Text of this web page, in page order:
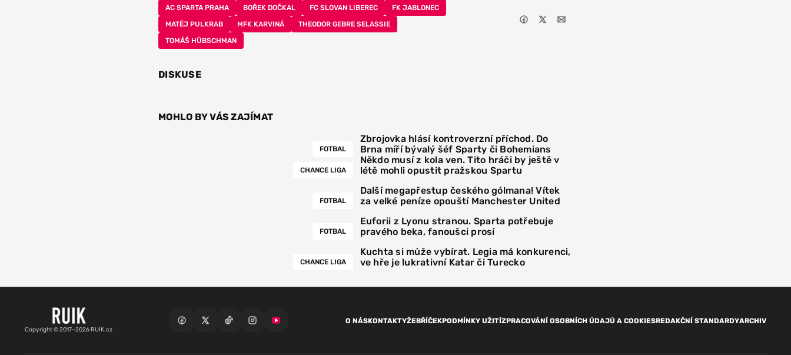
AC SPARTA PRAHA
BOŘEK DOČKAL FC SLOVAN LIBEREC
FK JABLONEC
MATĚJ PULKRAB
MFK KARVINÁ
THEODOR GEBRE SELASSIE
TOMÁŠ HÜBSCHMAN
DISKUSE
MOHLO BY VÁS ZAJÍMAT
FOTBAL
Zbrojovka hlásí kontroverzní příchod. Do
Brna míří bývalý šéf Sparty či Bohemians
CHANCE LIGA
Někdo musí z kola ven. Tito hráči by ještě v
létě mohli opustit pražskou Spartu
FOTBAL
Další megapřestup českého gólmana! Vítek
za velké peníze opouští Manchester United
FOTBAL
Euforii z Lyonu stranou. Sparta potřebuje
pravého beka, fanoušci prosí
CHANCE LIGA
Kuchta si může vybírat. Legia má konkurenci,
ve hře je lukrativní Katar či Turecko
Copyright © 2017–2026 RUIK.cz
O NÁSKONTAKTYŽEBŘÍČEKPODMÍNKY UŽITÍZPRACOVÁNÍ OSOBNÍCH ÚDAJŮ A COOKIESREDAKČNÍ STANDARDYARCHIV